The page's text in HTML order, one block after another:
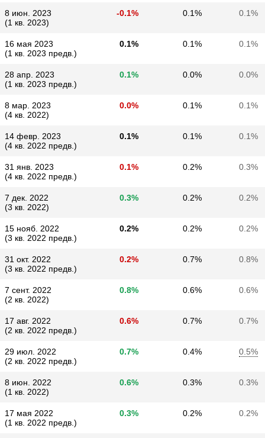
8 июн. 2023
(1 кв. 2023)
-0.1% 0.1% 0.1%
16 мая 2023
(1 кв. 2023 предв.)
0.1% 0.1% 0.1%
28 апр. 2023
(1 кв. 2023 предв.)
0.1% 0.0% 0.0%
8 мар. 2023
(4 кв. 2022)
0.0% 0.1% 0.1%
14 февр. 2023
(4 кв. 2022 предв.)
0.1% 0.1% 0.1%
31 янв. 2023
(4 кв. 2022 предв.)
0.1% 0.2% 0.3%
7 дек. 2022
(3 кв. 2022)
0.3% 0.2% 0.2%
15 нояб. 2022
(3 кв. 2022 предв.)
0.2% 0.2% 0.2%
31 окт. 2022
(3 кв. 2022 предв.)
0.2% 0.7% 0.8%
7 сент. 2022
(2 кв. 2022)
0.8% 0.6% 0.6%
17 авг. 2022
(2 кв. 2022 предв.)
0.6% 0.7% 0.7%
29 июл. 2022
(2 кв. 2022 предв.)
0.7% 0.4% 0.5%
8 июн. 2022
(1 кв. 2022)
0.6% 0.3% 0.3%
17 мая 2022
(1 кв. 2022 предв.)
0.3% 0.2% 0.2%